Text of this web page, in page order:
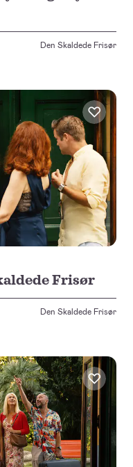
Den Skaldede Frisør
Frisør
Den Skaldede Frisør